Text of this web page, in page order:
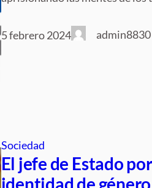
5 febrero 2024 admin8830
Sociedad
El jefe de Estado